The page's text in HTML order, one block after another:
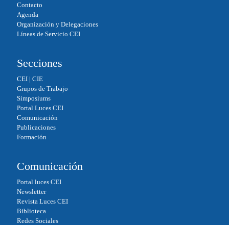
Contacto
Agenda
Organización y Delegaciones
Líneas de Servicio CEI
Secciones
CEI| CIE
Grupos de Trabajo
Simposiums
Portal Luces CEI
Comunicación
Publicaciones
Formación
Comunicación
Portal luces CEI
Newsletter
Revista Luces CEI
Biblioteca
Redes Sociales